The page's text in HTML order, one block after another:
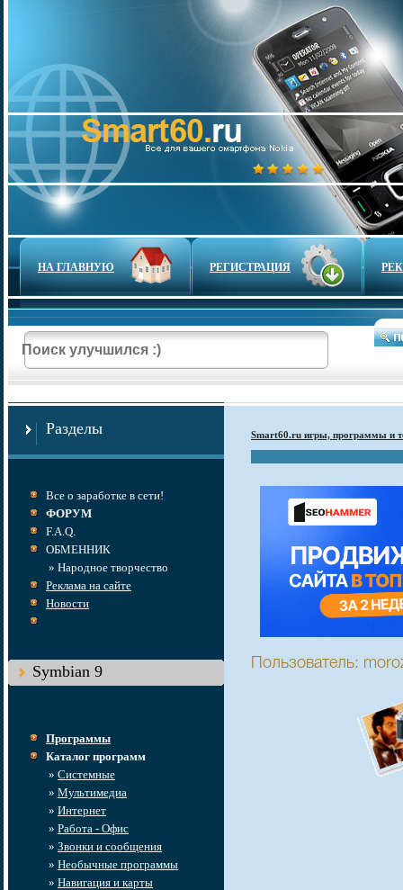
НА ГЛАВНУЮ РЕГИСТРАЦИЯ
Разделы
Все о заработке в сети!
ФОРУМ
F.A.Q.
ОБМЕННИК
» Народное творчество
Реклама на сайте
Новости
Symbian 9
Программы
Каталог программ
» Системные
» Мультимедиа
» Интернет
» Работа - Офис
» Звонки и сообщения
» Необычные программы
» Навигация и карты
Smart60.ru игры, программы и
Пользователь: